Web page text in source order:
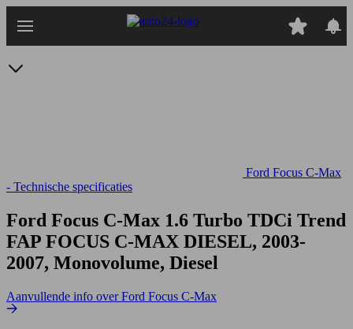
naar
Ford Focus C-Max
- Technische specificaties
Ford Focus C-Max 1.6 Turbo TDCi Trend
FAP FOCUS C-MAX DIESEL, 2003-
2007, Monovolume, Diesel
Aanvullende info over Ford Focus C-Max